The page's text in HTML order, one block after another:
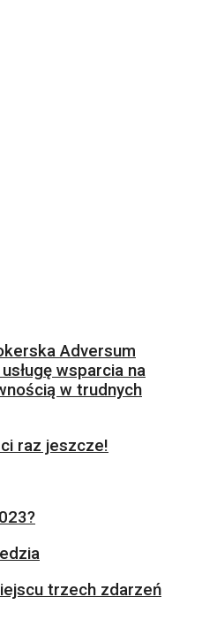
Adversum
wsparcia na
w trudnych
raz jeszcze!
trzech zdarzeń